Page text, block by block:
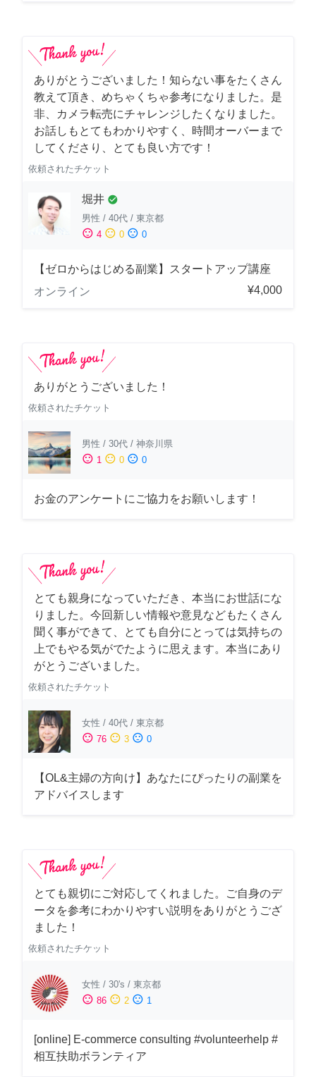
ありがとうございました！知らない事をたくさん
教えて頂き、めちゃくちゃ参考になりました。是
非、カメラ転売にチャレンジしたくなりました。
お話しもとてもわかりやすく、時間オーバーまで
してくださり、とても良い方です！
依頼されたチケット
堀井 check_circle
男性 / 40代 / 東京都
sentiment_satisfied 4 sentiment_neutral 0 sentiment_dissatisfied 0
【ゼロからはじめる副業】スタートアップ講座
オンライン
¥4,000
ありがとうございました！
依頼されたチケット
男性 / 30代 / 神奈川県
sentiment_satisfied 1 sentiment_neutral 0 sentiment_dissatisfied 0
お金のアンケートにご協力をお願いします！
とても親身になっていただき、本当にお世話にな
りました。今回新しい情報や意見などもたくさん
聞く事ができて、とても自分にとっては気持ちの
上でもやる気がでたように思えます。本当にあり
がとうございました。
依頼されたチケット
女性 / 40代 / 東京都
sentiment_satisfied 76 sentiment_neutral 3 sentiment_dissatisfied 0
【OL&主婦の方向け】あなたにぴったりの副業を
アドバイスします
とても親切にご対応してくれました。ご自身のデ
ータを参考にわかりやすい説明をありがとうござ
ました！
依頼されたチケット
女性 / 30's / 東京都
sentiment_satisfied 86 sentiment_neutral 2 sentiment_dissatisfied 1
[online] E-commerce consulting #volunteerhelp #
相互扶助ボランティア